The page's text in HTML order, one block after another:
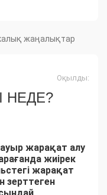
жаңалықтар
Оқылды:
НЕДЕ?
жарақат алу
жиірек
жарақат
зерттеген